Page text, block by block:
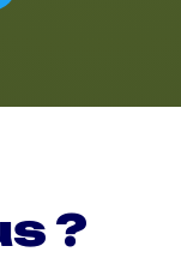
?